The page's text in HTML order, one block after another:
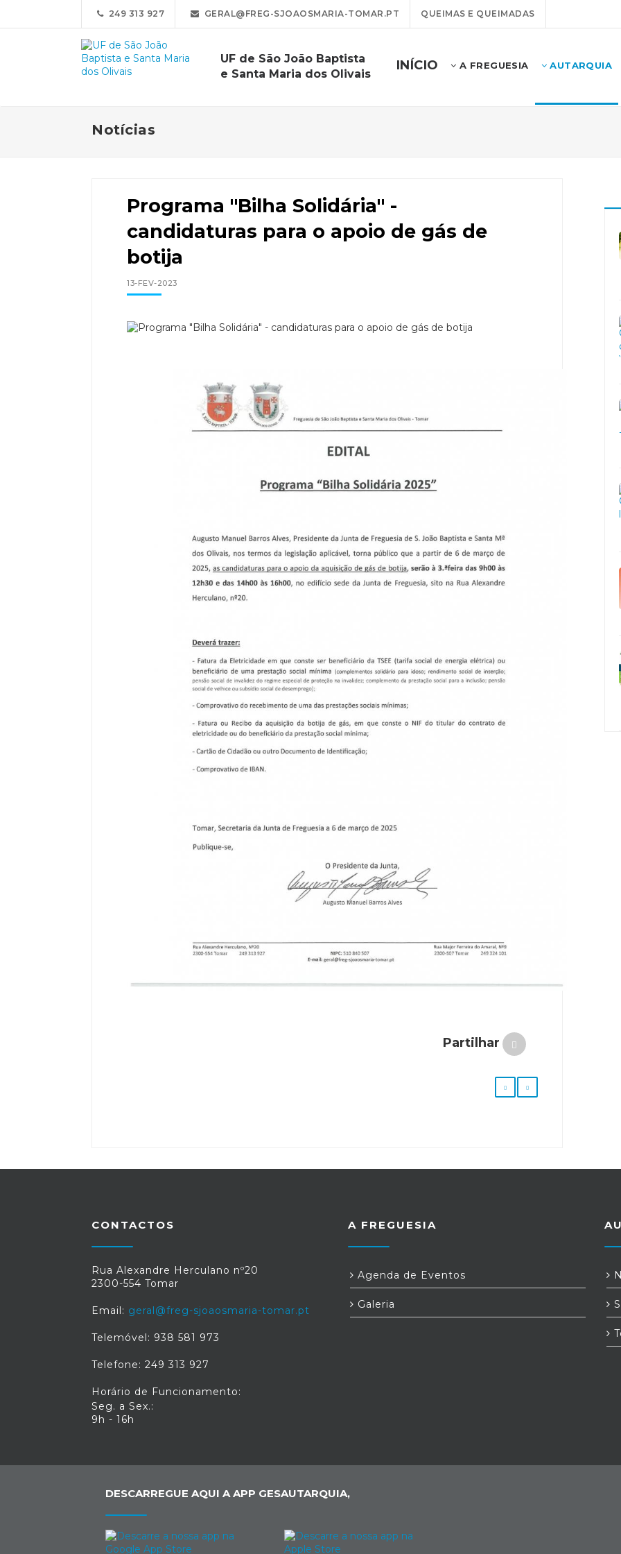
249 313 927 GERAL@FREG-SJOAOSMARIA-TOMAR.PT QUEIMAS E QUEIMADAS
UF de São João Baptista
e Santa Maria dos Olivais
INÍCIO A FREGUESIA AUTARQUIA
Notícias
Programa "Bilha Solidária" -
candidaturas para o apoio de gás de
botija
13-FEV-2023
Partilhar
CONTACTOS
Rua Alexandre Herculano nº20
2300-554 Tomar
Email: geral@freg-sjoaosmaria-tomar.pt
Telemóvel: 938 581 973
Telefone: 249 313 927
Horário de Funcionamento:
Seg. a Sex.:
9h - 16h
A FREGUESIA
Agenda de Eventos
Galeria
DESCARREGUE AQUI A APP GESAUTARQUIA,